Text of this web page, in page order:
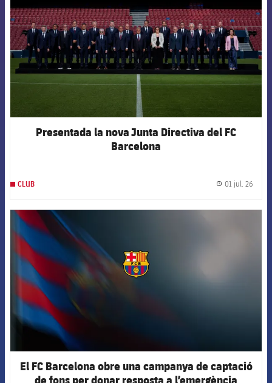
Presentada la nova Junta Directiva del FC
Barcelona
CLUB 01 jul. 26
El FC Barcelona obre una campanya de captació
de fons per donar resposta a l’emergència